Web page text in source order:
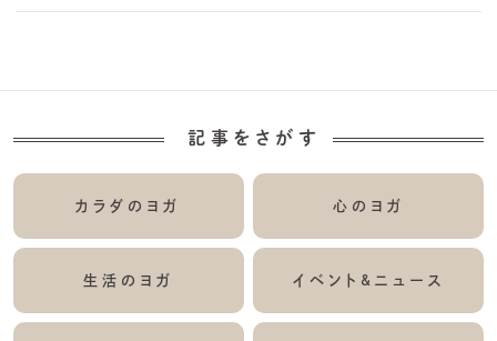
記事をさがす
カラダのヨガ 心のヨガ
生活のヨガ イベント&ニュース